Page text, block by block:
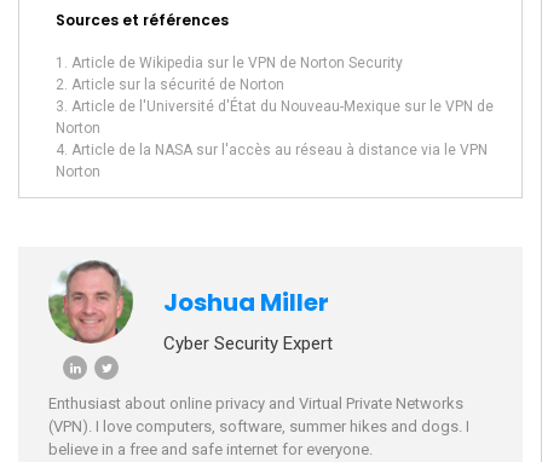
Sources et références
Article de Wikipedia sur le VPN de Norton Security
Article sur la sécurité de Norton
Article de l'Université d'État du Nouveau-Mexique sur le VPN de
Norton
Article de la NASA sur l'accès au réseau à distance via le VPN
Norton
Joshua Miller
Cyber Security Expert
Enthusiast about online privacy and Virtual Private Networks
(VPN). I love computers, software, summer hikes and dogs. I
believe in a free and safe internet for everyone.